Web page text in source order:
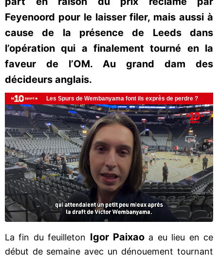
Feyenoord pour le laisser filer, mais aussi à
cause de la présence de Leeds dans
l’opération qui a finalement tourné en la
faveur de l’OM. Au grand dam des
décideurs anglais.
La fin du feuilleton Igor Paixao a eu lieu en ce
début de semaine avec un dénouement tournant